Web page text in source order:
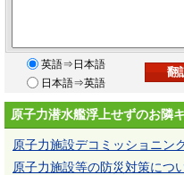
英語⇒日本語
日本語⇒英語
原子力潜水艦浮上せずのお隣
原子力施設デコミッショニン
原子力施設等の防災対策につ